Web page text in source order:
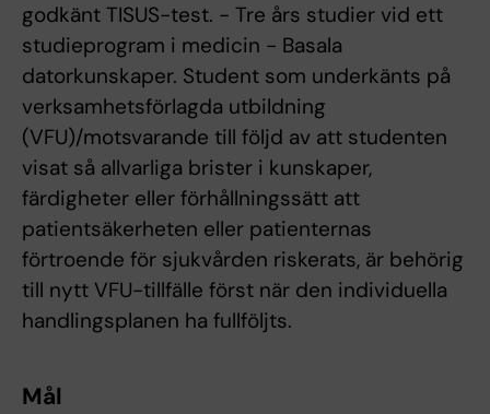
godkänt TISUS-test. - Tre års studier vid ett
studieprogram i medicin - Basala
datorkunskaper. Student som underkänts på
verksamhetsförlagda utbildning
(VFU)/motsvarande till följd av att studenten
visat så allvarliga brister i kunskaper,
färdigheter eller förhållningssätt att
patientsäkerheten eller patienternas
förtroende för sjukvården riskerats, är behörig
till nytt VFU-tillfälle först när den individuella
handlingsplanen ha fullföljts.
Mål